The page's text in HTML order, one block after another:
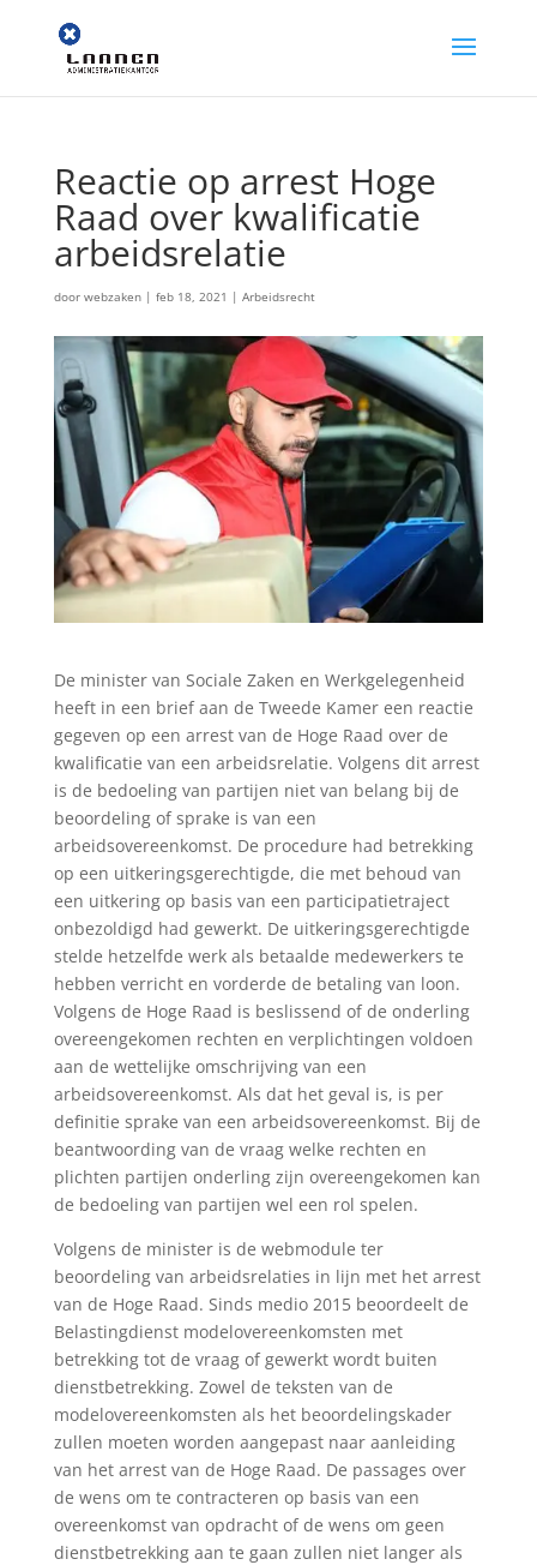
Reactie op arrest Hoge
Raad over kwalificatie
arbeidsrelatie
door webzaken| feb 18, 2021 | Arbeidsrecht
De minister van Sociale Zaken en Werkgelegenheid
heeft in een brief aan de Tweede Kamer een reactie
gegeven op een arrest van de Hoge Raad over de
kwalificatie van een arbeidsrelatie. Volgens dit arrest
is de bedoeling van partijen niet van belang bij de
beoordeling of sprake is van een
arbeidsovereenkomst. De procedure had betrekking
op een uitkeringsgerechtigde, die met behoud van
een uitkering op basis van een participatietraject
onbezoldigd had gewerkt. De uitkeringsgerechtigde
stelde hetzelfde werk als betaalde medewerkers te
hebben verricht en vorderde de betaling van loon.
Volgens de Hoge Raad is beslissend of de onderling
overeengekomen rechten en verplichtingen voldoen
aan de wettelijke omschrijving van een
arbeidsovereenkomst. Als dat het geval is, is per
definitie sprake van een arbeidsovereenkomst. Bij de
beantwoording van de vraag welke rechten en
plichten partijen onderling zijn overeengekomen kan
de bedoeling van partijen wel een rol spelen.
Volgens de minister is de webmodule ter
beoordeling van arbeidsrelaties in lijn met het arrest
van de Hoge Raad. Sinds medio 2015 beoordeelt de
Belastingdienst modelovereenkomsten met
betrekking tot de vraag of gewerkt wordt buiten
dienstbetrekking. Zowel de teksten van de
modelovereenkomsten als het beoordelingskader
zullen moeten worden aangepast naar aanleiding
van het arrest van de Hoge Raad. De passages over
de wens om te contracteren op basis van een
overeenkomst van opdracht of de wens om geen
dienstbetrekking aan te gaan zullen niet langer als